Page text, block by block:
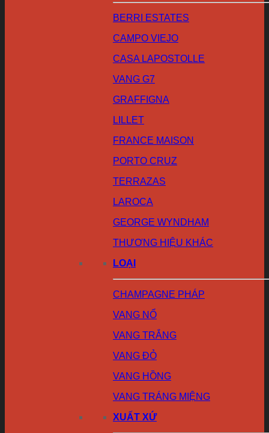
BERRI ESTATES
CAMPO VIEJO
CASA LAPOSTOLLE
VANG G7
GRAFFIGNA
LILLET
FRANCE MAISON
PORTO CRUZ
TERRAZAS
LAROCA
GEORGE WYNDHAM
THƯƠNG HIỆU KHÁC
LOẠI
CHAMPAGNE PHÁP
VANG NỔ
VANG TRẮNG
VANG ĐỎ
VANG HỒNG
VANG TRÁNG MIỆNG
XUẤT XỨ